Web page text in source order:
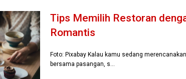
Tips Memilih Restoran
Romantis
Foto: Pixabay Kalau kamu sedang
bersama pasangan, s…